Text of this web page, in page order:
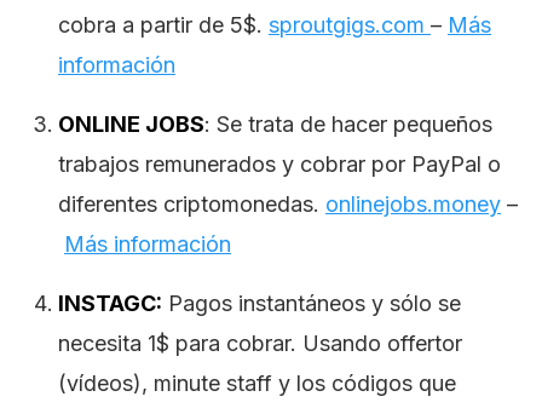
cobra a partir de 5$. sproutgigs.com – Más
información
ONLINE JOBS: Se trata de hacer pequeños
trabajos remunerados y cobrar por PayPal o
diferentes criptomonedas. onlinejobs.money –
Más información
INSTAGC: Pagos instantáneos y sólo se
necesita 1$ para cobrar. Usando offertor
(vídeos), minute staff y los códigos que